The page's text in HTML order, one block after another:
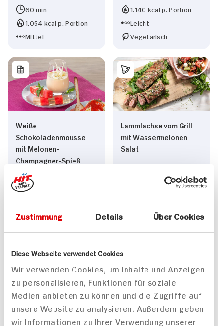
Zustimmung Details Über Cookies
Diese Webseite verwendet Cookies
Wir verwenden Cookies, um Inhalte und Anzeigen
zu personalisieren, Funktionen für soziale
Medien anbieten zu können und die Zugriffe auf
unsere Website zu analysieren. Außerdem geben
wir Informationen zu Ihrer Verwendung unserer
60 min
1.054 kcal p. Portion
Mittel
1.140 kcal p. Portion
Leicht
Vegetarisch
Weiße
Schokoladenmousse
mit Melonen-
Champagner-Spieß
690 kcal p. Portion
Lammlachse vom Grill
mit Wassermelonen
Salat
854 kcal p. Portion
Wassermelonen-
Gazpacho